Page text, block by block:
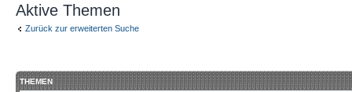
Aktive Themen
Zurück zur erweiterten Suche
THEMEN